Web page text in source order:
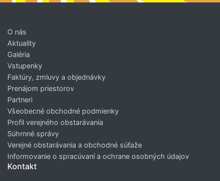
O nás
Aktuality
Galéria
Vstupenky
Faktúry, zmluvy a objednávky
Prenájom priestorov
Partneri
Všeobecné obchodné podmienky
Profil verejného obstarávania
Súhrnné správy
Verejné obstarávania a obchodné súťaže
Informovanie o spracúvaní a ochrane osobných údajov
Kontakt